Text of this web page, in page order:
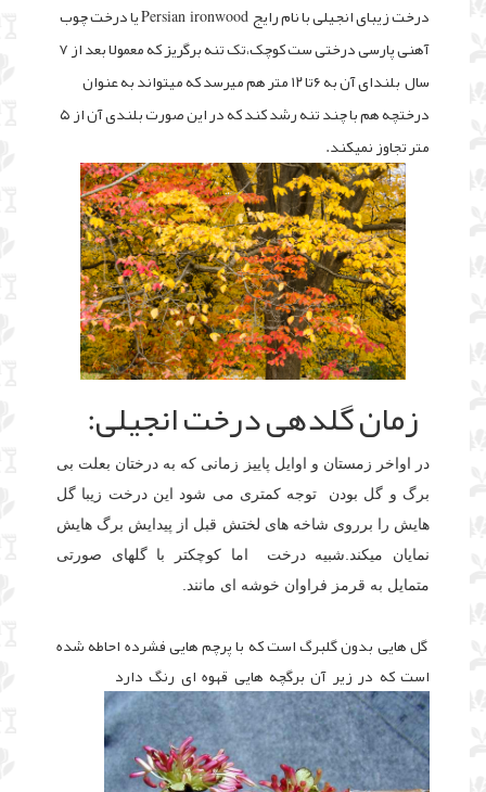
درخت زیبای انجیلی با نام رایج Persian ironwoodیا درخت چوب
آهنی پارسی درختی ست کوچک،تک تنه برگریز که معمولا بعد از ۷
سال بلندای آن به ۶تا ۱۲ متر هم میرسد که میتواند به عنوان
درختچه هم با چند تنه رشد کند که در این صورت بلندی آن از ۵
متر تجاوز نمیکند.
زمان گلدهی درخت انجیلی:
در اواخر زمستان و اوایل پاییز زمانی که به درختان بعلت بی
برگ و گل بودن توجه کمتری می شود این درخت زیبا گل
هایش را برروی شاخه های لختش قبل از پیدایش برگ هایش
نمایان میکند.شبیه درخت اما کوچکتر با گلهای صورتی
متمایل به قرمز فراوان خوشه ای مانند.
گل هایی بدون گلبرگ است که با پرچم هایی فشرده احاطه شده
است که در زیر آن برگچه هایی قهوه ای رنگ دارد